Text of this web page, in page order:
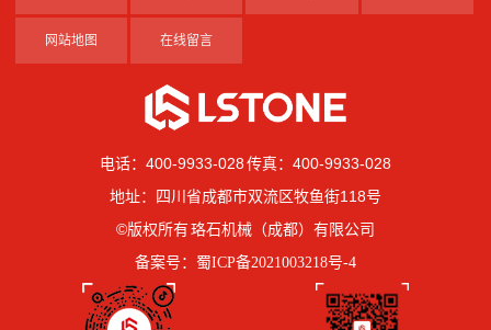
网站地图 在线留言
电话：400-9933-028 传真：400-9933-028
地址：四川省成都市双流区牧鱼街118号
©版权所有 珞石机械（成都）有限公司
备案号： 蜀ICP备2021003218号-4